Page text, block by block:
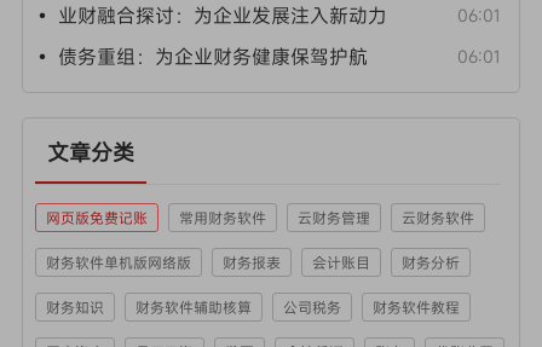
• 业财融合探讨：为企业发展注入新动力 06:01
• 债务重组：为企业财务健康保驾护航 06:01
文章分类
网页版免费记账 常用财务软件 云财务管理 云财务软件
财务软件单机版网络版 财务报表 会计账目 财务分析
财务知识 财务软件辅助核算 公司税务 财务软件教程